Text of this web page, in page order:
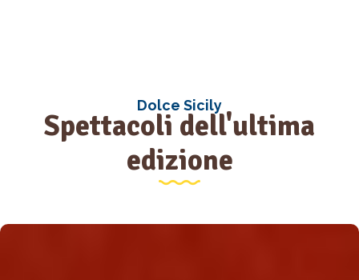
Dolce Sicily
Spettacoli dell'ultima
edizione